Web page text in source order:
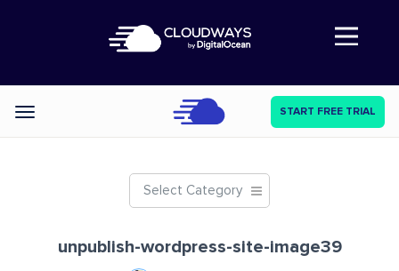
Abre a navegação
Categories START FREE TRIAL
Select Category
unpublish-wordpress-site-image39